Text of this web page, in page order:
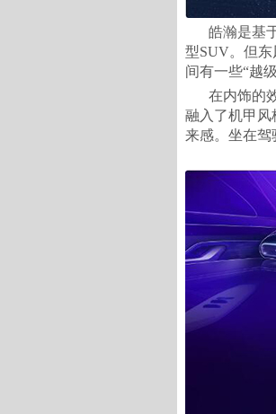
皓瀚是基
型SUV。但东
间有一些“越
在内饰的
融入了机甲风
来感。坐在驾